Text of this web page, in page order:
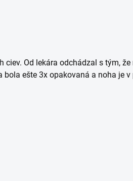
Od lekára odchádzal s tým,
ešte 3x opakovaná a noha je v